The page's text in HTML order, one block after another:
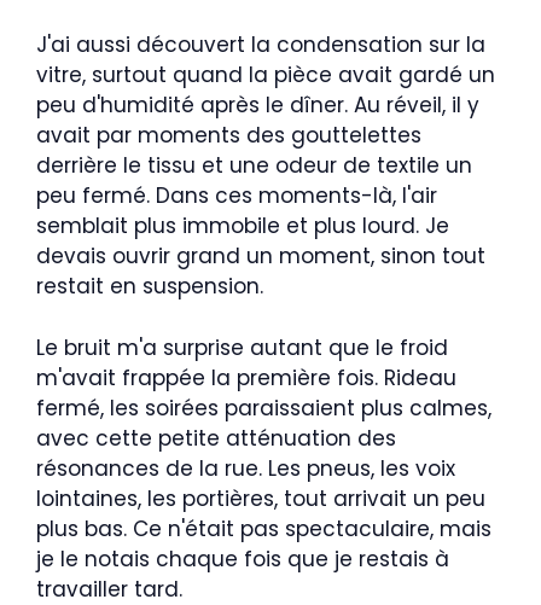
J'ai aussi découvert la condensation sur la
vitre, surtout quand la pièce avait gardé un
peu d'humidité après le dîner. Au réveil, il y
avait par moments des gouttelettes
derrière le tissu et une odeur de textile un
peu fermé. Dans ces moments-là, l'air
semblait plus immobile et plus lourd. Je
devais ouvrir grand un moment, sinon tout
restait en suspension.
Le bruit m'a surprise autant que le froid
m'avait frappée la première fois. Rideau
fermé, les soirées paraissaient plus calmes,
avec cette petite atténuation des
résonances de la rue. Les pneus, les voix
lointaines, les portières, tout arrivait un peu
plus bas. Ce n'était pas spectaculaire, mais
je le notais chaque fois que je restais à
travailler tard.